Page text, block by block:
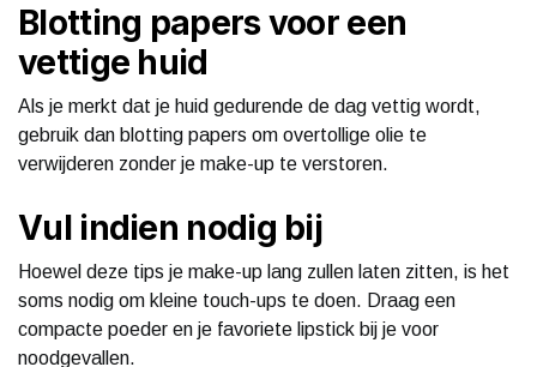
Blotting papers voor een
vettige huid
Als je merkt dat je huid gedurende de dag vettig wordt,
gebruik dan blotting papers om overtollige olie te
verwijderen zonder je make-up te verstoren.
Vul indien nodig bij
Hoewel deze tips je make-up lang zullen laten zitten, is het
soms nodig om kleine touch-ups te doen. Draag een
compacte poeder en je favoriete lipstick bij je voor
noodgevallen.